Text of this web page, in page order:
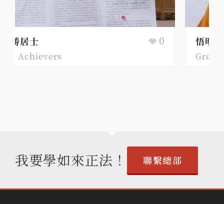
悟明長老
Great Achievers
19
我要學如來正法！ 聯繫總部